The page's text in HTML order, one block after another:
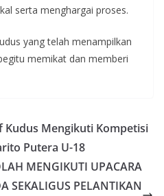
serta menghargai proses.
yang telah menampilkan
memikat dan memberi
Kudus Mengikuti Kompetisi
Putera U-18
MENGIKUTI UPACARA
SEKALIGUS PELANTIKAN